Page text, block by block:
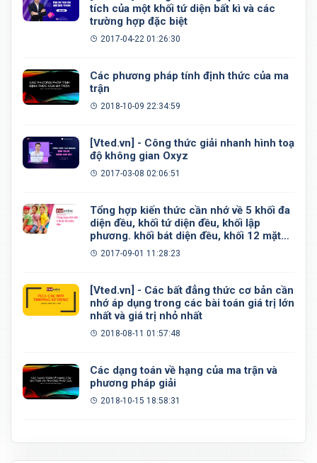
tích của một khối tứ diện bất kì và các
trường hợp đặc biệt
2017-04-22 01:26:30
Các phương pháp tính định thức của ma
trận
2018-10-09 22:34:59
[Vted.vn] - Công thức giải nhanh hình toạ
độ không gian Oxyz
2017-03-08 02:06:51
Tổng hợp kiến thức cần nhớ về 5 khối đa
diện đều, khối tứ diện đều, khối lập
phương. khối bát diện đều, khối 12 mặt
đều, khối 20 mặt đều
2017-09-01 11:28:23
[Vted.vn] - Các bất đẳng thức cơ bản cần
nhớ áp dụng trong các bài toán giá trị lớn
nhất và giá trị nhỏ nhất
2018-08-11 01:57:48
Các dạng toán về hạng của ma trận và
phương pháp giải
2018-10-15 18:58:31